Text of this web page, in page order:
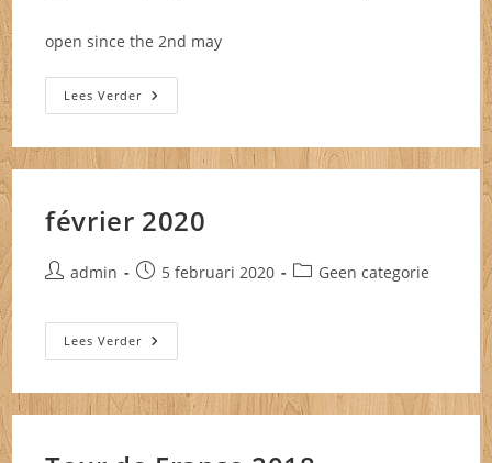
op:
open since the 2nd may
Lees VerderWe
Are
février 2020
Bericht
admin
Bericht
op:
5 februari 2020 Berichtcategorie:
Geen categorie
Lees VerderFévrier
2020